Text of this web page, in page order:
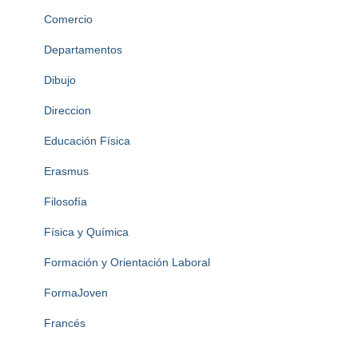
Comercio
Departamentos
Dibujo
Direccion
Educación Física
Erasmus
Filosofía
Física y Química
Formación y Orientación Laboral
FormaJoven
Francés